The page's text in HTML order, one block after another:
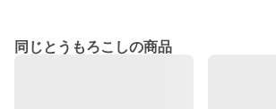
同じとうもろこしの商品